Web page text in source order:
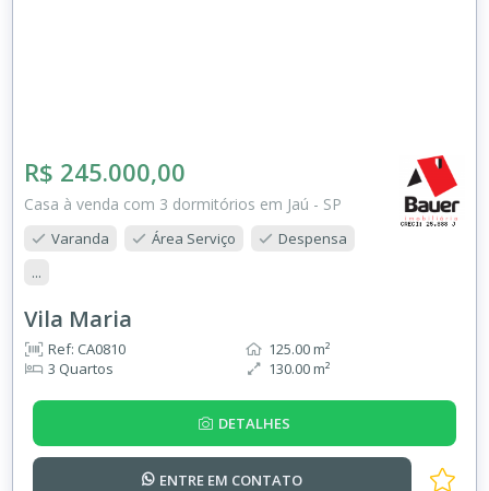
R$ 245.000,00
Casa à venda com 3 dormitórios em Jaú - SP
Varanda Área Serviço
Despensa
...
Vila Maria
Ref: CA0810
3 Quartos
125.00 m²
130.00 m²
DETALHES
ENTRE EM CONTATO